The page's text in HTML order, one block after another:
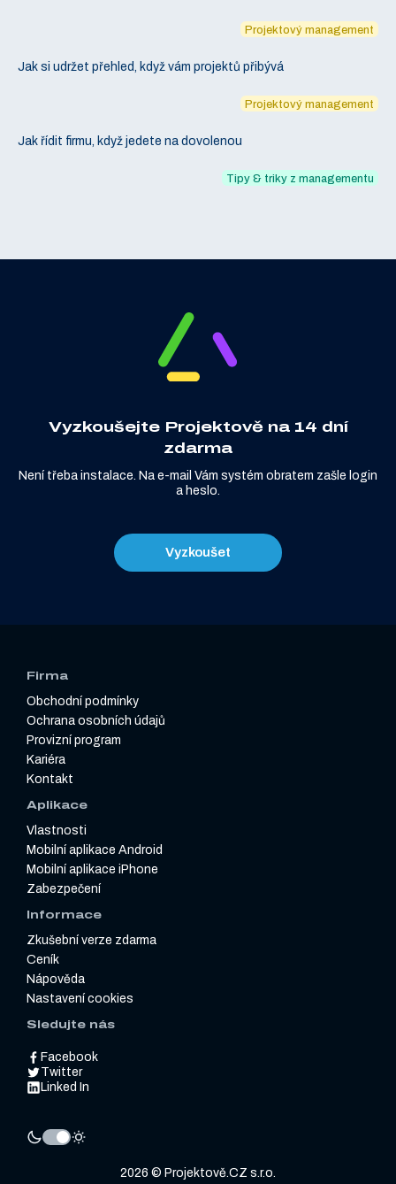
Projektový management
Jak si udržet přehled, když vám projektů přibývá
Projektový management
Jak řídit firmu, když jedete na dovolenou
Tipy & triky z managementu
Vyzkoušejte Projektově na 14 dní
zdarma
Není třeba instalace. Na e-mail Vám systém obratem zašle login
a heslo.
Vyzkoušet
Firma
Obchodní podmínky
Ochrana osobních údajů
Provizní program
Kariéra
Kontakt
Aplikace
Vlastnosti
Mobilní aplikace Android
Mobilní aplikace iPhone
Zabezpečení
Informace
Zkušební verze zdarma
Ceník
Nápověda
Nastavení cookies
Sledujte nás
Facebook
Twitter
Linked In
2026 © Projektově.CZ s.r.o.